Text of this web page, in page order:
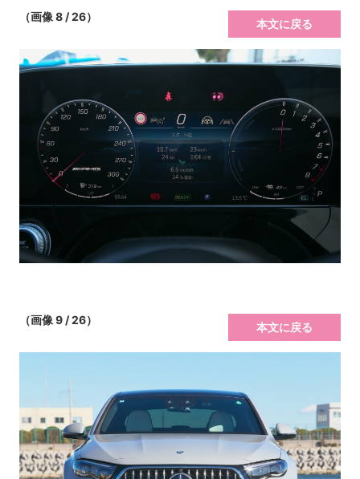
（画像 8 / 26）
本文に戻る
（画像 9 / 26）
本文に戻る